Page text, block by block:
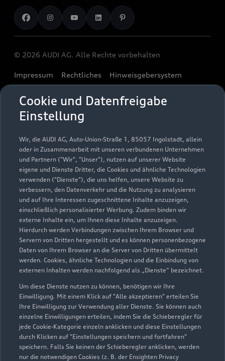
Cookie und Datenfreigabe
Einstellung
Wir, die AUDI AG, Auto-Union-Straße 1, 85057 Ingolstadt, allein
oder in Zusammenarbeit mit unseren verbundenen Unternehmen
und Partnern ("Wir", "Unser"), nutzen auf unserer Website
eigene und Dienste Dritter, die Cookies und ähnliche Technologien
verwenden ("Dienste"), die uns helfen, unsere Website zu
verbessern, den Datenverkehr und die Nutzung zu analysieren
und auf Ihre Interessen zugeschnittene Inhalte anzuzeigen,
einschließlich personalisierter Werbung. Zudem binden wir
externe Inhalte ein, um Ihnen diese Inhalte anzuzeigen.
Hierdurch werden Verbindungen zwischen Ihrem Browser und
Servern von Dritten hergestellt und es können personenbezogene
Daten von Ihrem Browser an die Server von Dritten übermittelt
werden. Cookies, ähnliche Technologien und die Einbindung von
externen Inhalten werden nachfolgend als „Dienste“ bezeichnet.
Um diese Dienste nutzen zu können, benötigen wir Ihre
Einwilligung. Mit einem Klick auf "Alle akzeptieren" erteilen Sie
Ihre Einwilligung zur Verwendung aller Dienste. Sie können auch
einzelne Einwilligungen erteilen, indem Sie die Schieberegler für
jede Cookie-Kategorie einzeln anklicken und diese Einstellungen
durch Klicken auf "Einstellungen speichern und fortfahren"
speichern. Falls Sie keinen der Schieberegler anklicken, werden
nur die notwendigen Cookies (z. B. der Ensighten Privacy
Geschäftskunden
Audi digital services
myAudi
Audi Code
Häufige Fragen (FAQ)
Audi Online Beratung
Online-Terminvereinbarung
Servicekontakt
Bordbuch & Bedienungsanleitungen
Verträge kündigen
Unternehmen
Karriere
Datenschutz
Audi erleben
© 2026 AUDI AG. Alle Rechte vorbehalten
Impressum Rechtliches
Hinweisgebersystem
Cookie-Richtlinie
Barrierefreiheit
Digital Services Act
Ein Service der AUTOHAUSEN® AG, In der Spöck 4, 77656
Offenburg in Kooperation mit unseren Audi Partnern.
Der gezeigte Ankaufswert spiegelt den aktuellen Ankaufswert
Ihres Gebrauchten für den Ankauf oder die Inzahlungnahme
durch den Händler wider. Wir nutzen dafür sowohl DAT
Marktdaten als auch aktuelle Marktpreise. Der gezeigte Wert
dient zur Orientierung - Wert beeinflussende
Regionalfaktoren, Sonderausstattungen und der individuelle
Zustand Ihres Fahrzeugs können hier nicht vollends
berücksichtigt werden. Aus diesen Gründen kann die
endgültige Bewertung erst nach einer Prüfung des Fahrzeugs
durch den Audi Partner bzw. einen Kfz-Sachverständigen
erfolgen.
Ein Angebot der Audi Leasing, Zweigniederlassung der
Volkswagen Leasing GmbH, Gifhorner Str. 57, 38112
Braunschweig, für Privatkunden und gewerbliche